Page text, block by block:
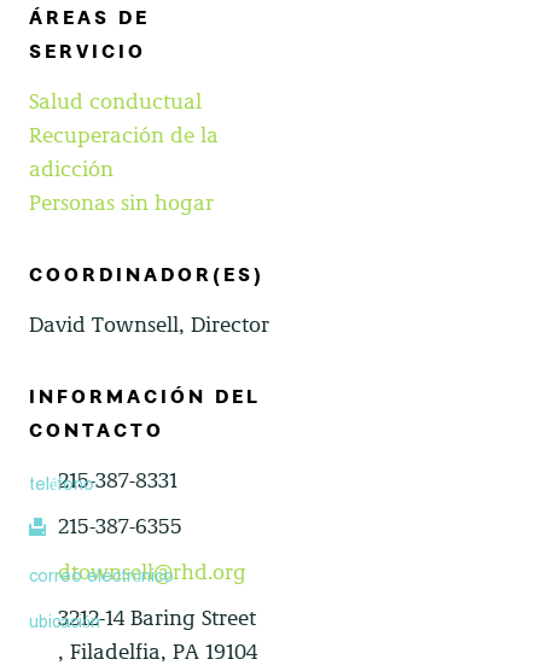
ÁREAS DE
SERVICIO
Salud conductual
Recuperación de la
adicción
Personas sin hogar
COORDINADOR(ES)
David Townsell, Director
INFORMACIÓN DEL
CONTACTO
teléfono
215-387-8331
fax 215-387-6355
correo electrónico
dtownsell@rhd.org
ubicación
3212-14 Baring Street
, Filadelfia, PA 19104